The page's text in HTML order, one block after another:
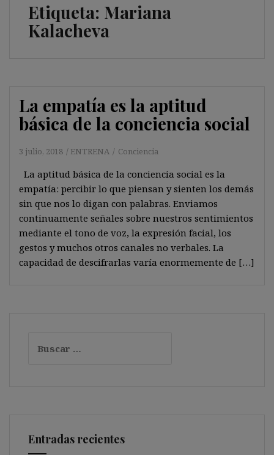
Etiqueta: Mariana
Kalacheva
La empatía es la aptitud
básica de la conciencia social
3 julio, 2018 ENTRENA Conciencia
La aptitud básica de la conciencia social es la
empatía: percibir lo que piensan y sienten los demás
sin que nos lo digan con palabras. Enviamos
continuamente señales sobre nuestros sentimientos
mediante el tono de voz, la expresión facial, los
gestos y muchos otros canales no verbales. La
capacidad de descifrarlas varía enormemente de […]
Entradas recientes